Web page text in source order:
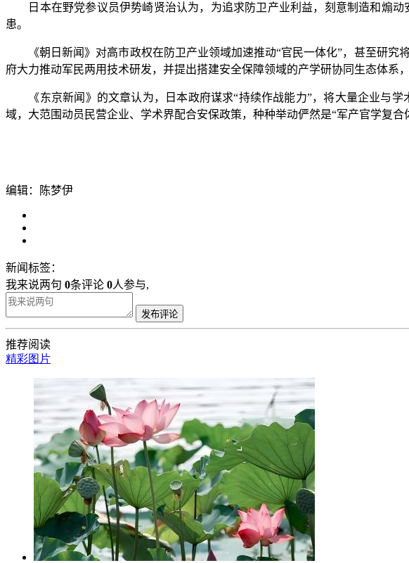
日本在野党参议员伊势崎贤治认为，为追求防卫产业利益，刻意制造和煽动
患。
《朝日新闻》对高市政权在防卫产业领域加速推动“官民一体化”，甚至研究
府大力推动军民两用技术研发，并提出搭建安全保障领域的产学研协同生态体系
《东京新闻》的文章认为，日本政府谋求“持续作战能力”，将大量企业与学
域，大范围动员民营企业、学术界配合安保政策，种种举动俨然是“军产官学复合
编辑：陈梦伊
新闻标签：
我来说两句 0条评论 0人参与,
发布评论
推荐阅读